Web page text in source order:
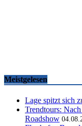
Meistgelesen
Lage spitzt sich
Trendtours:
Roadshow